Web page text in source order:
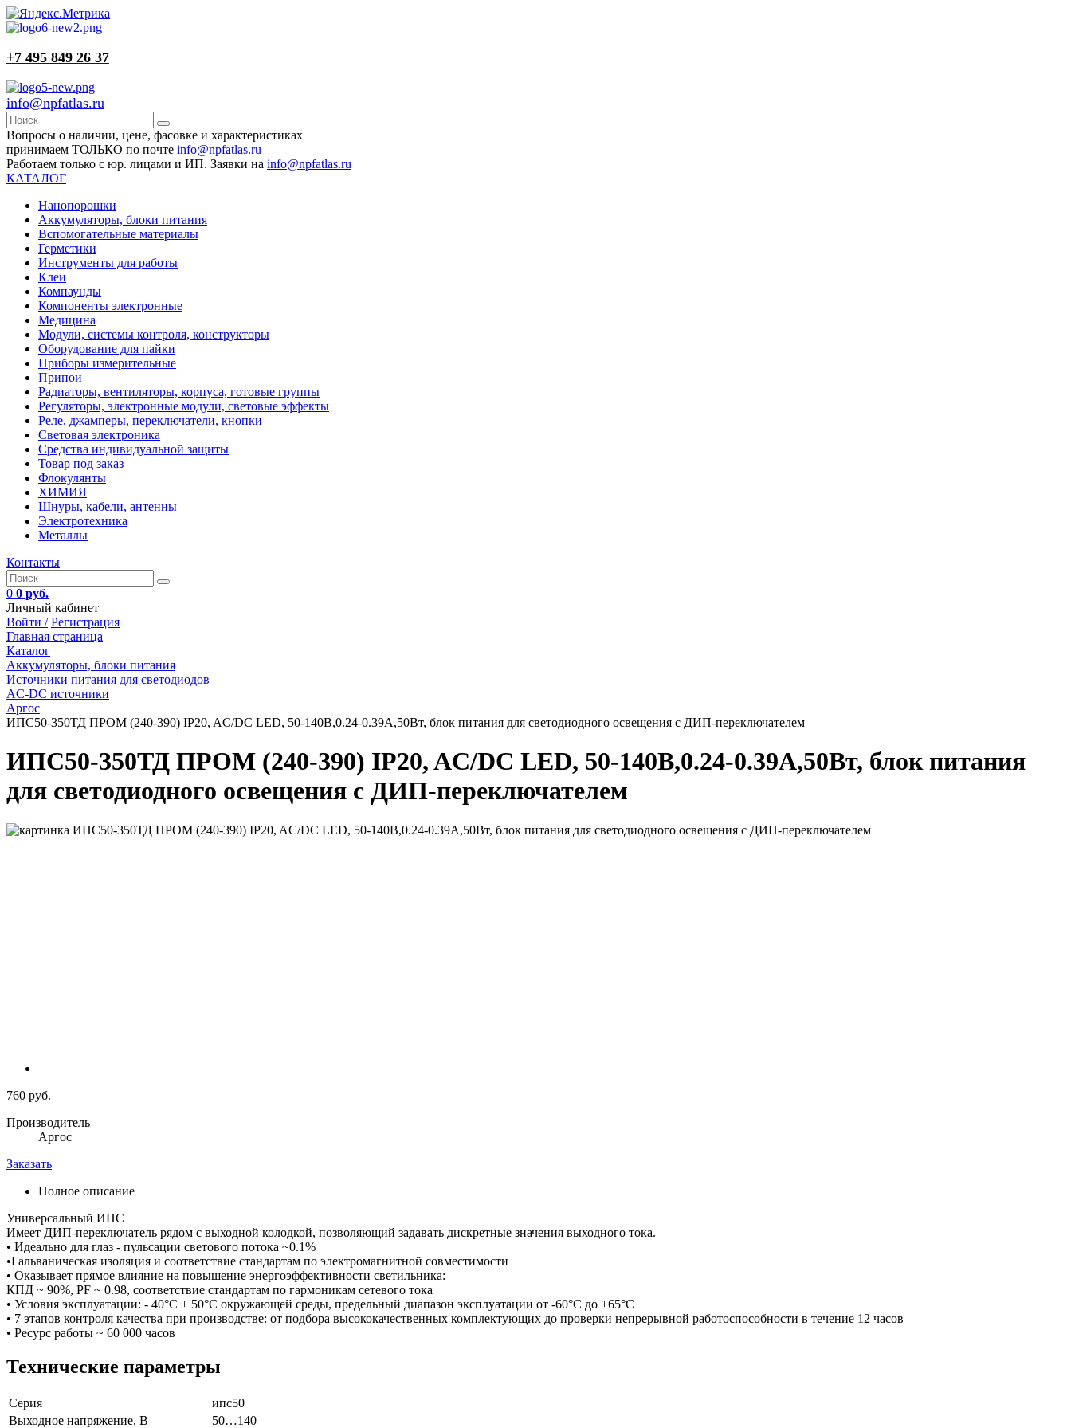
+7 495 849 26 37
info@npfatlas.ru
Вопросы о наличии, цене, фасовке и характеристиках
принимаем ТОЛЬКО по почте info@npfatlas.ru
Работаем только с юр. лицами и ИП. Заявки на info@npfatlas.ru
КАТАЛОГ
Нанопорошки
Аккумуляторы, блоки питания
Вспомогательные материалы
Герметики
Инструменты для работы
Клеи
Компаунды
Компоненты электронные
Медицина
Модули, системы контроля, конструкторы
Оборудование для пайки
Приборы измерительные
Припои
Радиаторы, вентиляторы, корпуса, готовые группы
Регуляторы, электронные модули, световые эффекты
Реле, джамперы, переключатели, кнопки
Световая электроника
Средства индивидуальной защиты
Товар под заказ
Флокулянты
ХИМИЯ
Шнуры, кабели, антенны
Электротехника
Металлы
Контакты
0 0 руб.
Личный кабинет
Войти / Регистрация
Главная страница
Каталог
Аккумуляторы, блоки питания
Источники питания для светодиодов
AC-DC источники
Аргос
ИПС50-350ТД ПРОМ (240-390) IP20, AC/DC LED, 50-140В,0.24-0.39А,50Вт, блок питания для светодиодного освещения с ДИП-переключателем
ИПС50-350ТД ПРОМ (240-390) IP20, AC/DC LED, 50-140В,0.24-0.39А,50Вт, блок питания
для светодиодного освещения с ДИП-переключателем
760 руб.
Производитель
Аргос
Заказать
Полное описание
Универсальный ИПС
Имеет ДИП-переключатель рядом с выходной колодкой, позволяющий задавать дискретные значения выходного тока.
• Идеально для глаз - пульсации светового потока ~0.1%
•Гальваническая изоляция и соответствие стандартам по электромагнитной совместимости
• Оказывает прямое влияние на повышение энергоэффективности светильника:
КПД ~ 90%, PF ~ 0.98, соответствие стандартам по гармоникам сетевого тока
• Условия эксплуатации: - 40°С + 50°С окружающей среды, предельный диапазон эксплуатации от -60°С до +65°С
• 7 этапов контроля качества при производстве: от подбора высококачественных комплектующих до проверки непрерывной работоспособности в течение 12 часов
• Ресурс работы ~ 60 000 часов
Технические параметры
Серия
ипс50
Выходное напряжение, В
50…140